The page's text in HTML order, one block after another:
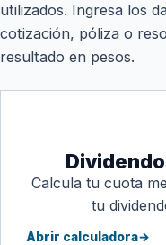
utilizados. Ingresa los
cotización, póliza o
resultado en pesos.
Calcula tu cuota
tu
Abrir calculadora→